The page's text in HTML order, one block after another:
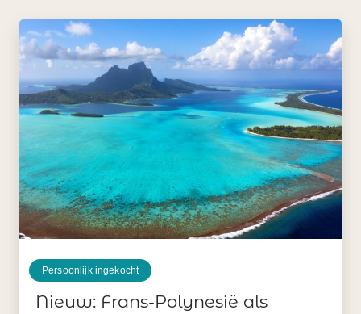
Persoonlijk ingekocht
Nieuw: Frans-Polynesië als